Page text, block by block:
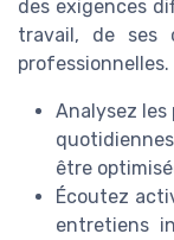
des exigences
travail, de ses
professionnelles.
Analysez les
être
Écoutez
entretiens